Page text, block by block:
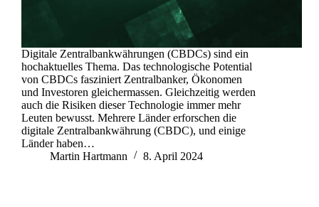
Digitale Zentralbankwährungen (CBDCs) sind ein
hochaktuelles Thema. Das technologische Potential
von CBDCs fasziniert Zentralbanker, Ökonomen
und Investoren gleichermassen. Gleichzeitig werden
auch die Risiken dieser Technologie immer mehr
Leuten bewusst. Mehrere Länder erforschen die
digitale Zentralbankwährung (CBDC), und einige
Länder haben…
Martin Hartmann
8. April 2024